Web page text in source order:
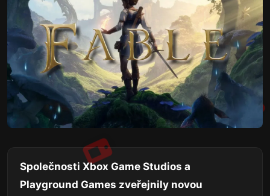
Společnosti Xbox Game Studios a
Playground Games zveřejnily novou